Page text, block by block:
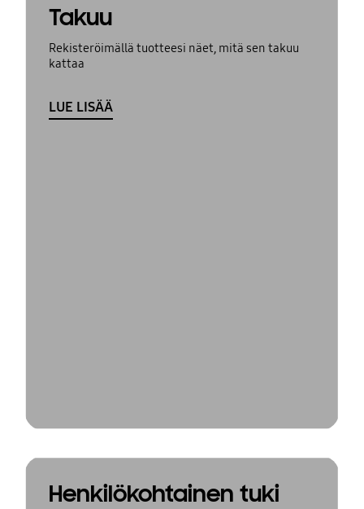
Takuu
Rekisteröimällä tuotteesi näet, mitä sen takuu
kattaa
LUE LISÄÄ
Henkilökohtainen tuki